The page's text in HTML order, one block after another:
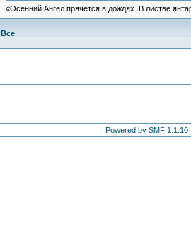
«Осенний Ангел прячется в дождях. В листве
Все
Powered by SMF 1.1.10